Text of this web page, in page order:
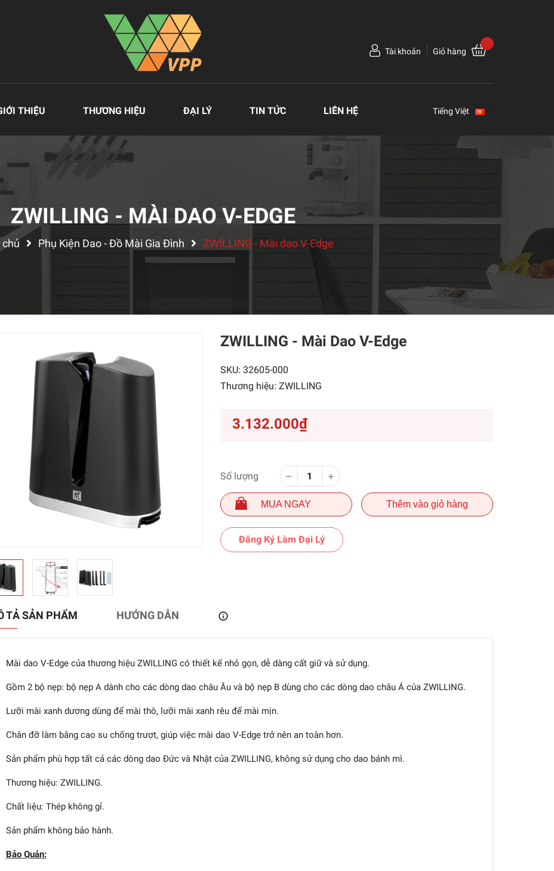
Tài khoản Giỏ hàng
THIỆU THƯƠNG HIỆU ĐẠI LÝ TIN TỨC LIÊN HỆ Tiếng Việt
ZWILLING - MÀI DAO V-EDGE
chủ Phụ Kiện Dao - Đồ Mài Gia Đình ZWILLING - Mài dao V-Edge
ZWILLING - Mài Dao V-Edge
SKU: 32605-000
Thương hiệu: ZWILLING
3.132.000₫
Số lượng
MUA NGAY Thêm vào giỏ hàng
Đăng Ký Làm Đại Lý
TẢ SẢN PHẨM HƯỚNG DẪN
Mài dao V-Edge của thương hiệu ZWILLING có thiết kế nhỏ gọn, dễ dàng cất giữ và sử dụng.
Gồm 2 bộ nẹp: bộ nẹp A dành cho các dòng dao châu Âu và bộ nẹp B dùng cho các dòng dao châu Á của ZWILLING.
Lưỡi mài xanh dương dùng để mài thô, lưỡi mài xanh rêu để mài mịn.
Chân đỡ làm bằng cao su chống trượt, giúp việc mài dao V-Edge trở nên an toàn hơn.
Sản phẩm phù hợp tất cả các dòng dao Đức và Nhật của ZWILLING, không sử dụng cho dao bánh mì.
Thương hiệu: ZWILLING.
Chất liệu: Thép không gỉ.
Sản phẩm không bảo hành.
Bảo Quản: